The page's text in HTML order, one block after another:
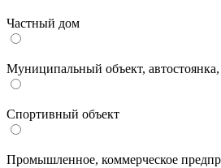
Частный дом
Муниципальный объект, автостоянка,
Спортивный объект
Промышленное, коммерческое